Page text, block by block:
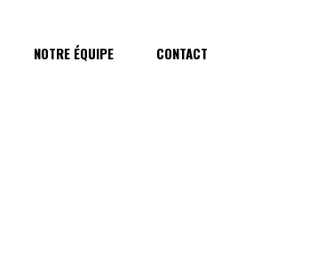
NOTRE ÉQUIPE CONTACT